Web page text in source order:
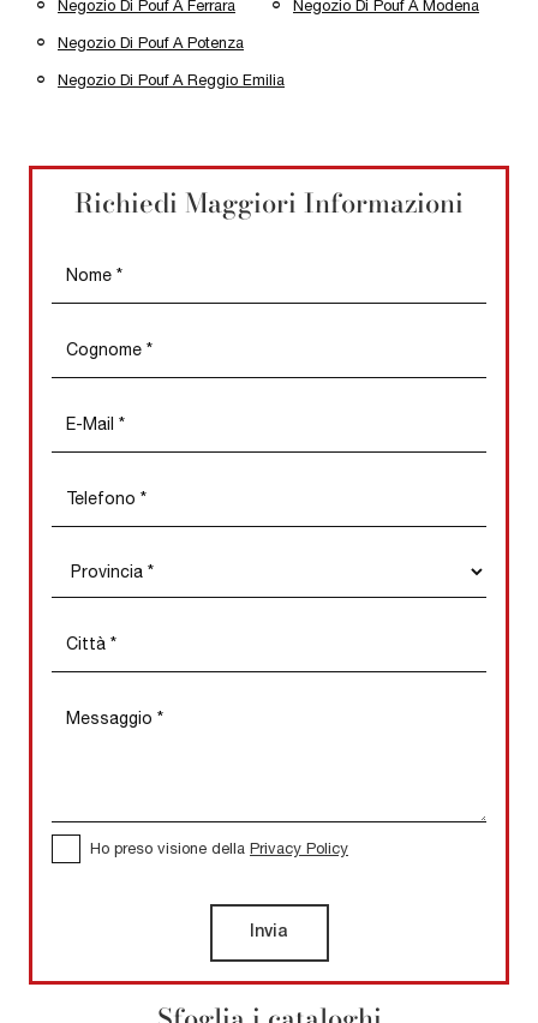
Negozio Di Pouf A Ferrara Negozio Di Pouf A Modena
Negozio Di Pouf A Potenza
Negozio Di Pouf A Reggio Emilia
Richiedi Maggiori Informazioni
Ho preso visione della Privacy Policy
Invia